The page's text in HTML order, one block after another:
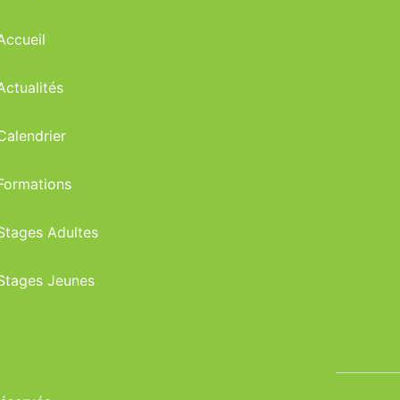
Adultes
Jeunes